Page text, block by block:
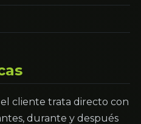
cliente trata directo con
durante y después